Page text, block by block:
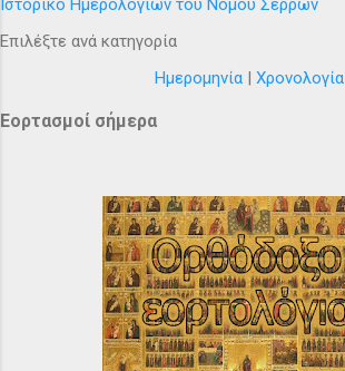
Ιστορικό Ημερολόγιων του Νομού Σερρών
Επιλέξτε ανά κατηγορία
Ημερομηνία
Χρονολογία
Εορτασμοί σήμερα